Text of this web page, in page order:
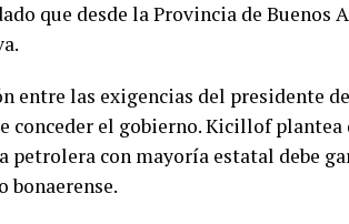
que desde la Provincia de Buenos
entre las exigencias del presidente
el gobierno. Kicillof plantea
petrolera con mayoría estatal debe